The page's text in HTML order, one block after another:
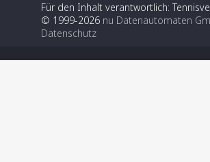
Für den Inhalt verantwortlich:
© 1999-2026 nu Datenautomaten
Datenschutz